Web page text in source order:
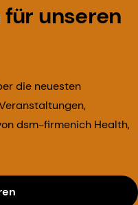
unseren
die neuesten
dsm-firmenich Health,